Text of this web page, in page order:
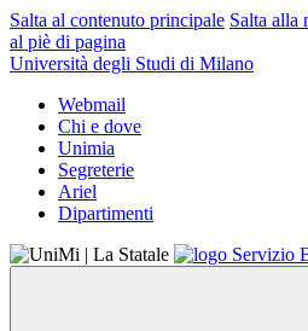
Salta al contenuto principale Salta alla
al piè di pagina
Università degli Studi di Milano
Webmail
Chi e dove
Unimia
Segreterie
Ariel
Dipartimenti